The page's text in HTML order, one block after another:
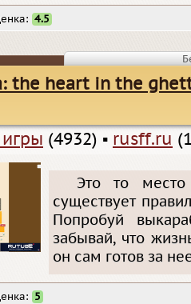
4.5
the heart in the
(4932) ▪ rusff.ru
Это то
существует
Попробуй
забывай, что
он сам готов за
5